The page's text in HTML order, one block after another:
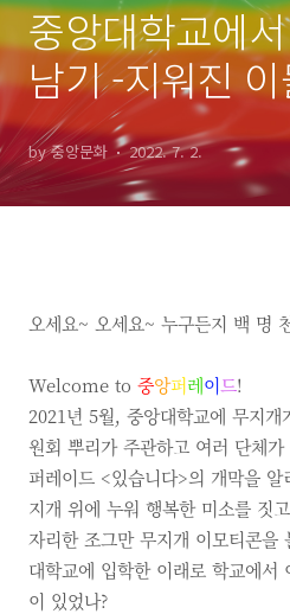
중앙대학교에
남기 -지워진
곳, 우리의 터전
by 중앙문화 2022. 7. 2.
오세요~ 오세요~ 누구든지 백 명
Welcome to 중앙퍼레이드!
2021년 5월, 중앙대학교에 무지
원회 뿌리가 주관하고 여러 단체
퍼레이드 <있습니다>의 개막을
지개 위에 누워 행복한 미소를 짓
자리한 조그만 무지개 이모티콘
대학교에 입학한 이래로 학교에서
이 있었나?